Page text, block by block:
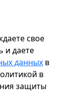
свое
и даете
данных в
в
защиты